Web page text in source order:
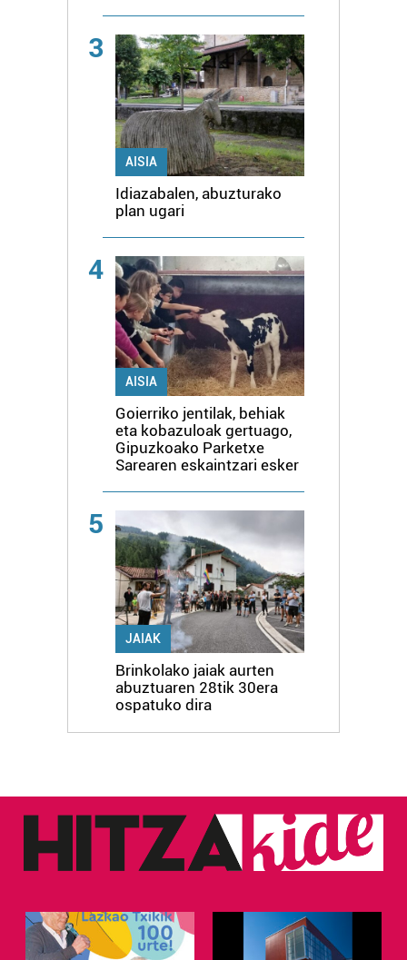
3
AISIA
Idiazabalen, abuzturako
plan ugari
4
AISIA
Goierriko jentilak, behiak
eta kobazuloak gertuago,
Gipuzkoako Parketxe
Sarearen eskaintzari esker
5
JAIAK
Brinkolako jaiak aurten
abuztuaren 28tik 30era
ospatuko dira